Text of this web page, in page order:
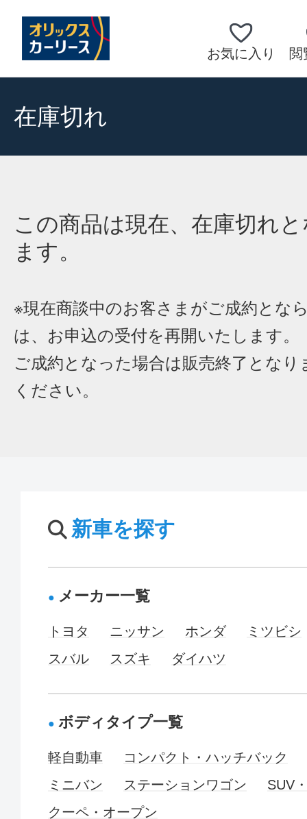
お気に入り 閲
在庫切れ
この商品は現在、在庫切れ
ます。
※現在商談中のお客さまがご成約とな
は、お申込の受付を再開いたします。
ご成約となった場合は販売終了となり
ください。
新車を探す
メーカー一覧
トヨタ ニッサン ホンダ
ミツビシ
スバル
スズキ ダイハツ
ボディタイプ一覧
軽自動車
コンパクト・ハッチバック
ミニバン
ステーションワゴン
SUV
クーペ・オープン